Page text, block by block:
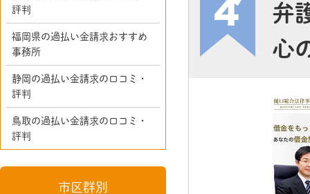
弁
心
評判
福岡県の過払い金請求おすすめ
事務所
静岡の過払い金請求の口コミ・
評判
鳥取の過払い金請求の口コミ・
評判
市区群別